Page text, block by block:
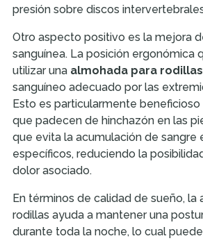
presión sobre discos
Otro aspecto positivo es la mejora
sanguínea. La posición ergonómica
utilizar una almohada para rodillas
sanguíneo adecuado por las
Esto es particularmente beneficioso
que padecen de hinchazón en las
que evita la acumulación de sangre
específicos, reduciendo la
dolor asociado.
En términos de calidad de sueño, la
rodillas ayuda a mantener una
durante toda la noche, lo cual